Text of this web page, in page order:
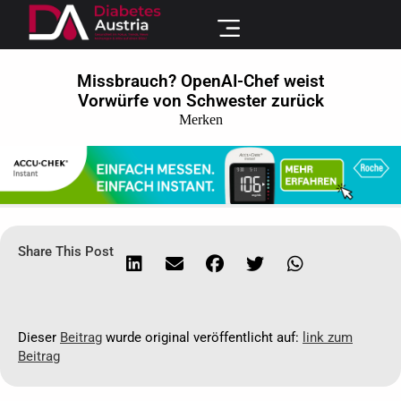
Missbrauch? OpenAI-Chef weist
Vorwürfe von Schwester zurück
Merken
Share This Post
Dieser Beitrag wurde original veröffentlicht auf: link zum
Beitrag